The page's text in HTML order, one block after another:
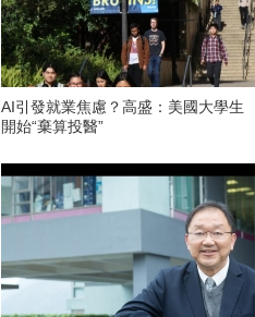
AI引發就業焦慮？高盛：美國大學生
開始“棄算投醫”